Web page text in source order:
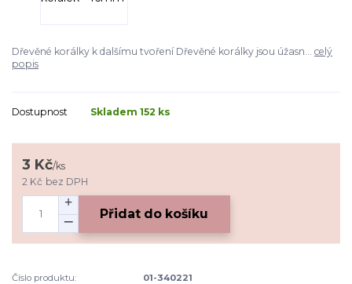
Dřevěné korálky k dalšímu tvoření Dřevěné korálky jsou úžasn... celý
popis
Dostupnost Skladem 152 ks
3 Kč/ks
2 Kč bez DPH
Přidat do košíku
Číslo produktu:
01-340221